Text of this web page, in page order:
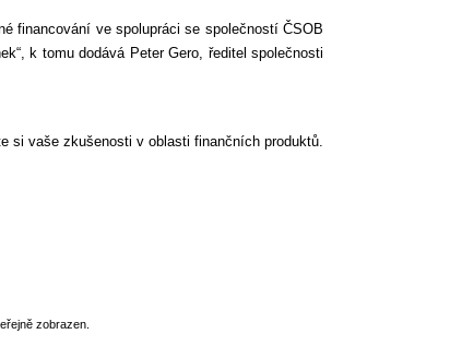
financování ve spolupráci se společností ČSOB
k tomu dodává Peter Gero, ředitel společnosti
si vaše zkušenosti v oblasti finančních produktů.
zobrazen.